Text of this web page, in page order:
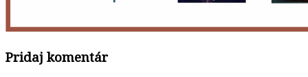
Pridaj komentár